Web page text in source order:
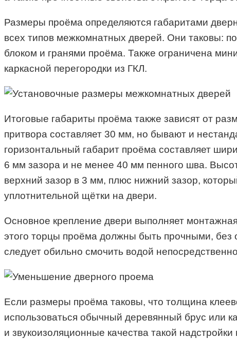
Размеры проёма определяются габаритами
всех типов межкомнатных дверей. Они таковы:
блоком и гранями проёма. Также ограничена
каркасной перегородки из ГКЛ.
Итоговые габариты проёма также зависят от
притвора составляет 30 мм, но бывают и
горизонтальный габарит проёма составляет
6 мм зазора и не менее 40 мм пенного шва.
верхний зазор в 3 мм, плюс нижний зазор,
уплотнительной щётки на двери.
Основное крепление двери выполняет
этого торцы проёма должны быть прочными,
следует обильно смочить водой
Если размеры проёма таковы, что толщина
использоваться обычный деревянный брус или
и звукоизоляционные качества такой